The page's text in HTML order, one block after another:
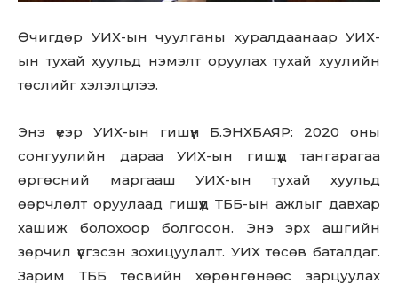
Don't miss
Өчигдөр УИХ-ын чуулганы хуралдаанаар УИХ-
ын тухай хуульд нэмэлт оруулах тухай хуулийн
төслийг хэлэлцлээ.
Энэ үеэр УИХ-ын гишүүн Б.ЭНХБАЯР: 2020 оны
сонгуулийн дараа УИХ-ын гишүүд тангарагаа
өргөсний маргааш УИХ-ын тухай хуульд
өөрчлөлт оруулаад гишүүд ТББ-ын ажлыг давхар
хашиж болохоор болгосон. Энэ эрх ашгийн
зөрчил үүсгэсэн зохицуулалт. УИХ төсөв баталдаг.
Зарим ТББ төсвийн хөрөнгөнөөс зарцуулах